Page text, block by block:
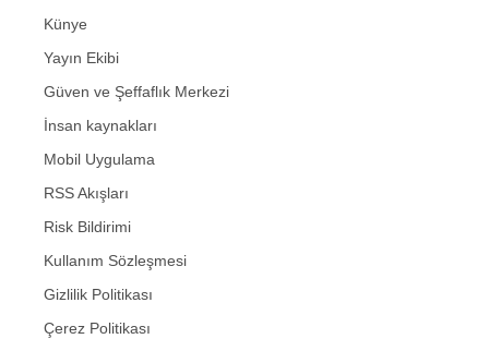
Künye
Yayın Ekibi
Güven ve Şeffaflık Merkezi
İnsan kaynakları
Mobil Uygulama
RSS Akışları
Risk Bildirimi
Kullanım Sözleşmesi
Gizlilik Politikası
Çerez Politikası